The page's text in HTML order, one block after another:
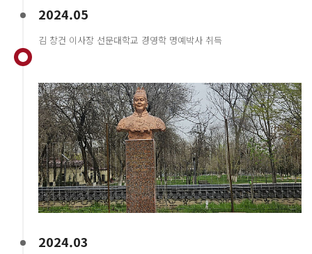
2024.05
김 창건 이사장 선문대학교 경영학 명예박사 취득
2024.03